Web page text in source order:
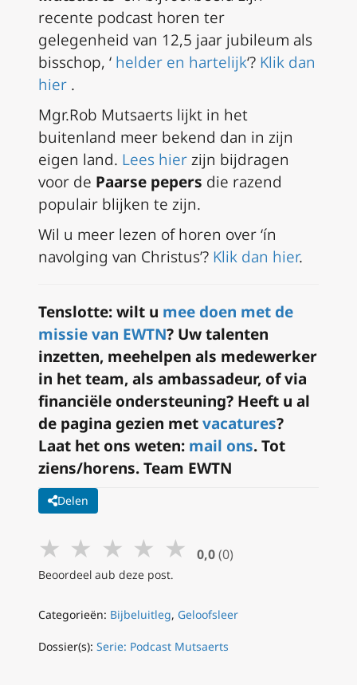
recente podcast horen ter
gelegenheid van 12,5 jaar jubileum als
bisschop, ‘ helder en hartelijk‘? Klik dan
hier .
Mgr.Rob Mutsaerts lijkt in het
buitenland meer bekend dan in zijn
eigen land. Lees hierzijn bijdragen
voor de Paarse pepers die razend
populair blijken te zijn.
Wil u meer lezen of horen over ‘ín
navolging van Christus’? Klik dan hier.
Tenslotte: wilt u mee doen met de
missie van EWTN? Uw talenten
inzetten, meehelpen als medewerker
in het team, als ambassadeur, of via
financiële ondersteuning? Heeft u al
de pagina gezien metvacatures?
Laat het ons weten: mail ons. Tot
ziens/horens. Team EWTN
Delen
★ ★ ★ ★ ★ 0,0 (0)
Beoordeel aub deze post.
Categorieën: Bijbeluitleg, Geloofsleer
Dossier(s): Serie: Podcast Mutsaerts